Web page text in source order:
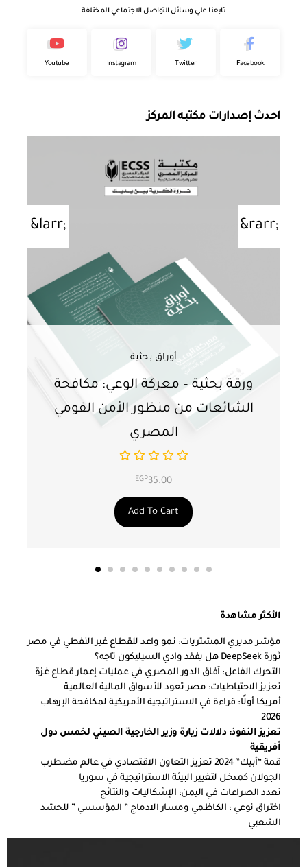
تابعنا علي وسائل التواصل الاجتماعي المختلفة
Facebook
Twitter
Instagram
Youtube
احدث إصدارات مكتبه المركز
أوراق بحثية
ورقة بحثية – معركة الوعي: مكافحة
الشائعات من منظور الأمن القومي
المصري
EGP35.00
Add To Cart
الأكثر مشاهدة
مؤشر مديري المشتريات: نمو واعد للقطاع غير النفطي في مصر
ثورة DeepSeek هل يفقد وادي السيليكون تاجه؟
التحرك الفاعل: آفاق الدور المصري في عمليات إعمار قطاع غزة
تعزيز الاحتياطيات: مصر تعود للأسواق المالية العالمية
أمريكا أولًا: قراءة في الاستراتيجية الأمريكية لمكافحة الإرهاب
2026
تعزيز النفوذ: دلالات زيارة وزير الخارجية الصيني لخمس دول
أفريقية
قمة “أبيك” 2024 تعزيز التعاون الاقتصادي في عالم مضطرب
الجولان كمدخل لتغيير البيئة الاستراتيجية في سوريا
تعدد الصراعات في اليمن: الإشكاليات والنتائج
اختراق نوعي : الكاظمي ومسار الادماج ” المؤسسي ” للحشد
الشعبي